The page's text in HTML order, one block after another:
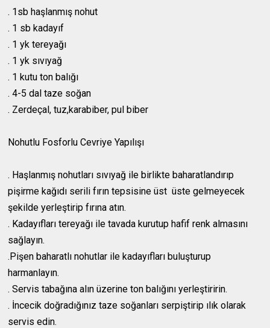
. 1sb haşlanmış nohut
. 1 sb kadayıf
. 1 yk tereyağı
. 1 yk sıvıyağ
. 1 kutu ton balığı
. 4-5 dal taze soğan
. Zerdeçal, tuz,karabiber, pul biber
Nohutlu Fosforlu Cevriye Yapılışı
. Haşlanmış nohutları sıvıyağ ile birlikte baharatlandırıp
pişirme kağıdı serili fırın tepsisine üst üste gelmeyecek
şekilde yerleştirip fırına atın.
. Kadayıfları tereyağı ile tavada kurutup hafif renk almasını
sağlayın.
.Pişen baharatlı nohutlar ile kadayıfları buluşturup
harmanlayın.
. Servis tabağına alın üzerine ton balığını yerleştiririn.
. İncecik doğradığınız taze soğanları serpiştirip ılık olarak
servis edin.